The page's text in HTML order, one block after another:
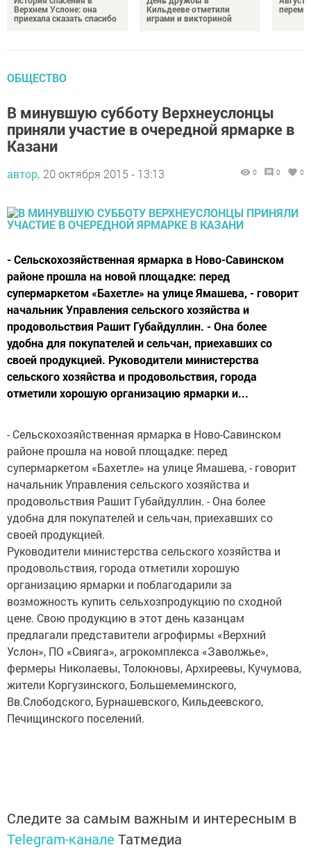
Верхнем Услоне: она
приехала сказать спасибо
Кильдееве отметили
играми и викториной
ОБЩЕСТВО
В минувшую субботу Верхнеуслонцы
приняли участие в очередной ярмарке в
Казани
автор, 20 октября 2015 - 13:13 0 0 0
- Сельскохозяйственная ярмарка в Ново-Савинском
районе прошла на новой площадке: перед
супермаркетом «Бахетле» на улице Ямашева, - говорит
начальник Управления сельского хозяйства и
продовольствия Рашит Губайдуллин. - Она более
удобна для покупателей и сельчан, приехавших со
своей продукцией. Руководители министерства
сельского хозяйства и продовольствия, города
отметили хорошую организацию ярмарки и...
- Сельскохозяйственная ярмарка в Ново-Савинском
районе прошла на новой площадке: перед
супермаркетом «Бахетле» на улице Ямашева, - говорит
начальник Управления сельского хозяйства и
продовольствия Рашит Губайдуллин. - Она более
удобна для покупателей и сельчан, приехавших со
своей продукцией.
Руководители министерства сельского хозяйства и
продовольствия, города отметили хорошую
организацию ярмарки и поблагодарили за
возможность купить сельхозпродукцию по сходной
цене. Свою продукцию в этот день казанцам
предлагали представители агрофирмы «Верхний
Услон», ПО «Свияга», агрокомплекса «Заволжье»,
фермеры Николаевы, Толокновы, Архиреевы, Кучумова,
жители Коргузинского, Большемеминского,
Вв.Слободского, Бурнашевского, Кильдеевского,
Печищинского поселений.
Следите за самым важным и интересным в
Telegram-канале Татмедиа